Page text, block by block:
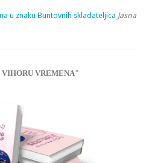
u znaku Buntovnih skladateljica Jasna
VIHORU VREMENA"